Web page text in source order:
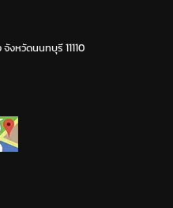
งหวัดนนทบุรี 11110